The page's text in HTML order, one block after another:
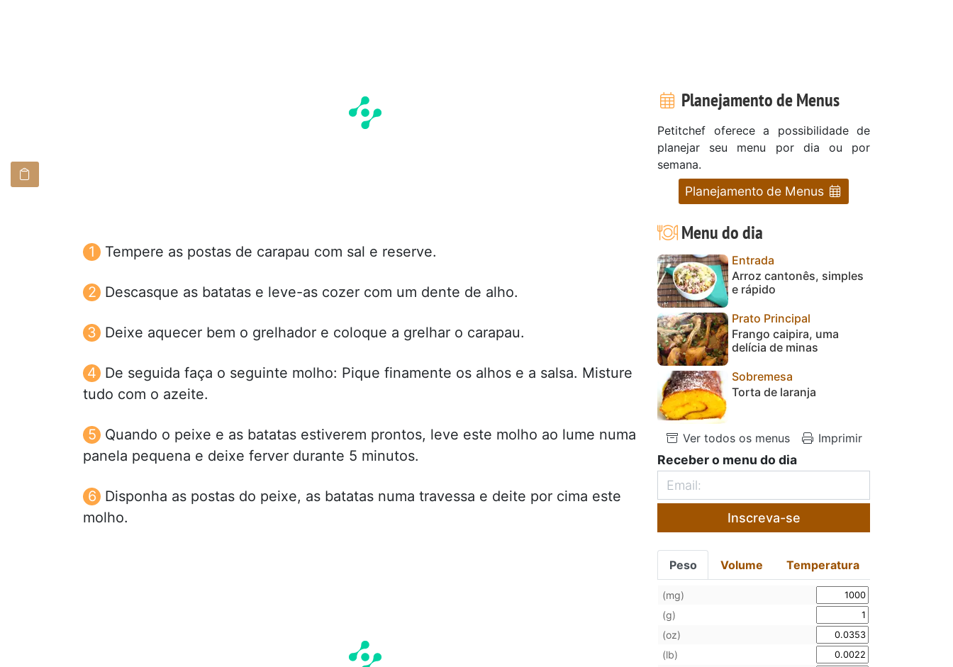
Tempere as postas de carapau com sal e reserve.
Descasque as batatas e leve-as cozer com um dente de alho.
Deixe aquecer bem o grelhador e coloque a grelhar o carapau.
De seguida faça o seguinte molho: Pique finamente os alhos e a salsa. Misture
tudo com o azeite.
Quando o peixe e as batatas estiverem prontos, leve este molho ao lume numa
panela pequena e deixe ferver durante 5 minutos.
Disponha as postas do peixe, as batatas numa travessa e deite por cima este
molho.
Planejamento de Menus
Petitchef oferece a possibilidade de
planejar seu menu por dia ou por
semana.
Planejamento de Menus
Menu do dia
Entrada
Arroz cantonês, simples
e rápido
Prato Principal
Frango caipira, uma
delícia de minas
Sobremesa
Torta de laranja
Ver todos os menus Imprimir
Receber o menu do dia
Inscreva-se
Peso Volume Temperatura
(mg)
(g)
(oz)
(lb)